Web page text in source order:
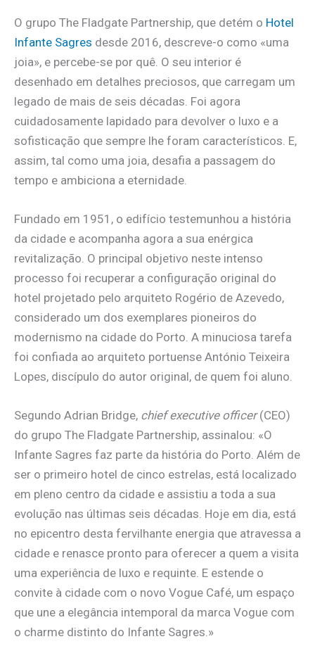
O grupo The Fladgate Partnership, que detém o Hotel
Infante Sagres desde 2016, descreve-o como «uma
joia», e percebe-se por quê. O seu interior é
desenhado em detalhes preciosos, que carregam um
legado de mais de seis décadas. Foi agora
cuidadosamente lapidado para devolver o luxo e a
sofisticação que sempre lhe foram característicos. E,
assim, tal como uma joia, desafia a passagem do
tempo e ambiciona a eternidade.
Fundado em 1951, o edifício testemunhou a história
da cidade e acompanha agora a sua enérgica
revitalização. O principal objetivo neste intenso
processo foi recuperar a configuração original do
hotel projetado pelo arquiteto Rogério de Azevedo,
considerado um dos exemplares pioneiros do
modernismo na cidade do Porto. A minuciosa tarefa
foi confiada ao arquiteto portuense António Teixeira
Lopes, discípulo do autor original, de quem foi aluno.
Segundo Adrian Bridge, chief executive officer(CEO)
do grupo The Fladgate Partnership, assinalou: «O
Infante Sagres faz parte da história do Porto. Além de
ser o primeiro hotel de cinco estrelas, está localizado
em pleno centro da cidade e assistiu a toda a sua
evolução nas últimas seis décadas. Hoje em dia, está
no epicentro desta fervilhante energia que atravessa a
cidade e renasce pronto para oferecer a quem a visita
uma experiência de luxo e requinte. E estende o
convite à cidade com o novo Vogue Café, um espaço
que une a elegância intemporal da marca Vogue com
o charme distinto do Infante Sagres.»